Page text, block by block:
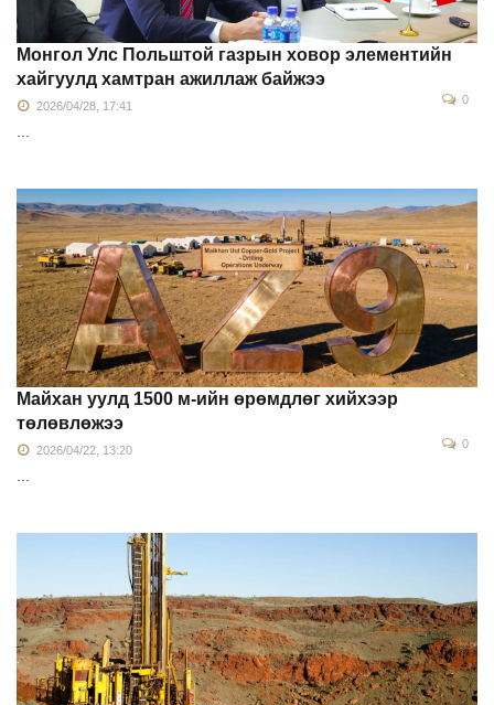
Монгол Улс Польштой газрын ховор элементийн
хайгуулд хамтран ажиллаж байжээ
2026/04/28, 17:41 0
Майхан уулд 1500 м-ийн өрөмдлөг хийхээр
төлөвлөжээ
2026/04/22, 13:20 0